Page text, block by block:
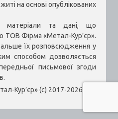
на основі опублікованих
матеріали та дані, що
ТОВ Фірма «Метал-Кур’єр».
їх розповсюдження у
способом дозволяється
письмової згоди
Кур’єр» (c) 2017-2026